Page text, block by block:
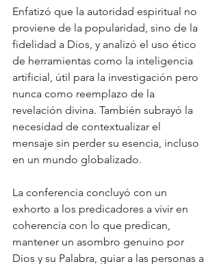
Enfatizó que la autoridad espiritual no
proviene de la popularidad, sino de la
fidelidad a Dios, y analizó el uso ético
de herramientas como la inteligencia
artificial, útil para la investigación pero
nunca como reemplazo de la
revelación divina. También subrayó la
necesidad de contextualizar el
mensaje sin perder su esencia, incluso
en un mundo globalizado.
La conferencia concluyó con un
exhorto a los predicadores a vivir en
coherencia con lo que predican,
mantener un asombro genuino por
Dios y su Palabra, guiar a las personas a